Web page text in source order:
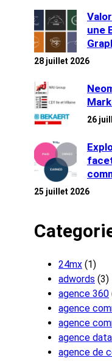
une
28 juillet 2026
26
25 juillet 2026
24mx (1)
adwords (3)
agence 360
agence
agence
agence
agence de